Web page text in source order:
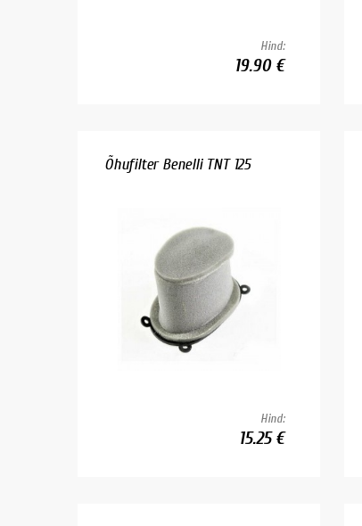
Hind:
19.90 €
Õhufilter Benelli TNT 125
Hind:
15.25 €